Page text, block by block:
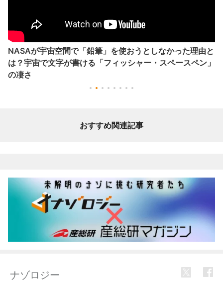
NASAが宇宙空間で「鉛筆」を使おうとしなかった理由と
は？宇宙で文字が書ける「フィッシャー・スペースペン」
の凄さ
おすすめ関連記事
ナゾロジー